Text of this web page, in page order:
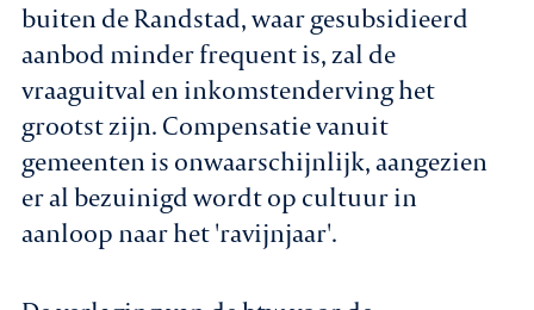
buiten de Randstad, waar gesubsidieerd
aanbod minder frequent is, zal de
vraaguitval en inkomstenderving het
grootst zijn. Compensatie vanuit
gemeenten is onwaarschijnlijk, aangezien
er al bezuinigd wordt op cultuur in
aanloop naar het 'ravijnjaar'.